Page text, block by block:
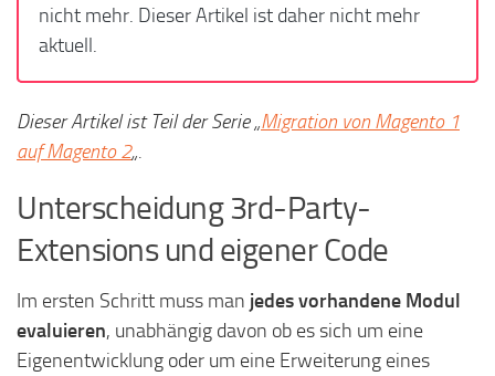
nicht mehr. Dieser Artikel ist daher nicht mehr
aktuell.
Dieser Artikel ist Teil der Serie „Migration von Magento 1
auf Magento 2„.
Unterscheidung 3rd-Party-
Extensions und eigener Code
Im ersten Schritt muss man jedes vorhandene Modul
evaluieren, unabhängig davon ob es sich um eine
Eigenentwicklung oder um eine Erweiterung eines